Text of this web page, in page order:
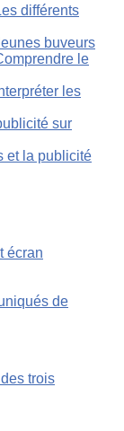
différents
buveurs
le
les
sur
et la publicité
écran
de
trois